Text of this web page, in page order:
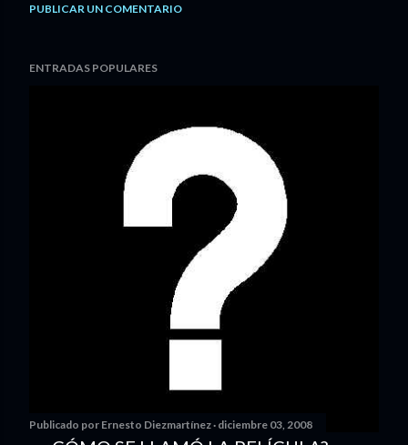
PUBLICAR UN COMENTARIO
ENTRADAS POPULARES
Publicado por Ernesto Diezmartínez diciembre 03, 2008